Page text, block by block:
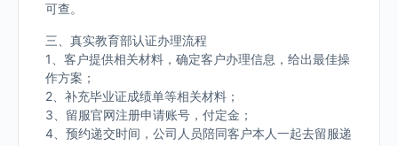
可查。
三、真实教育部认证办理流程
1、客户提供相关材料，确定客户办理信息，给出最佳操
作方案；
2、补充毕业证成绩单等相关材料；
3、留服官网注册申请账号，付定金；
4、预约递交时间，公司人员陪同客户本人一起去留服递